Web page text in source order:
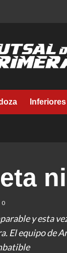
Inferiores
0
y esta
El equipo de